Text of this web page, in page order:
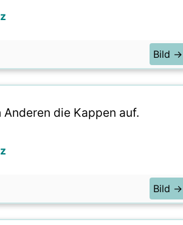
Bild →
die Kappen auf.
Bild →